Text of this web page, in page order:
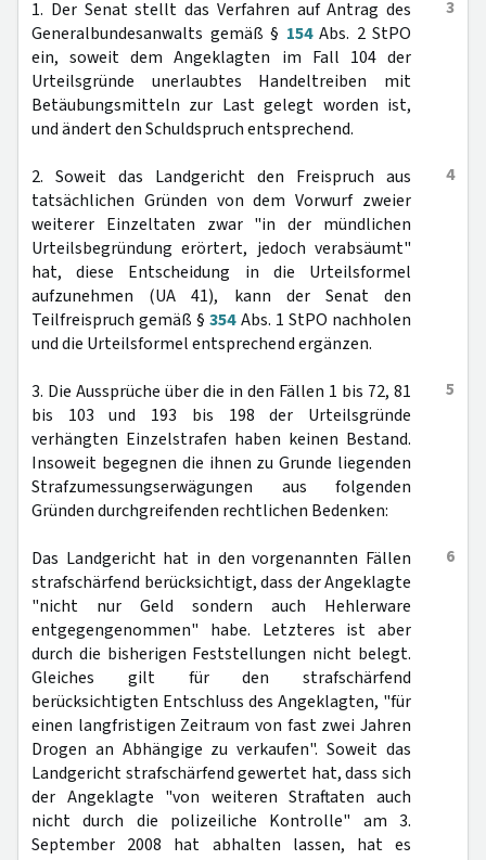
3
1. Der Senat stellt das Verfahren auf Antrag des
Generalbundesanwalts gemäß § 154Abs. 2 StPO
ein, soweit dem Angeklagten im Fall 104 der
Urteilsgründe unerlaubtes Handeltreiben mit
Betäubungsmitteln zur Last gelegt worden ist,
und ändert den Schuldspruch entsprechend.
4
2. Soweit das Landgericht den Freispruch aus
tatsächlichen Gründen von dem Vorwurf zweier
weiterer Einzeltaten zwar "in der mündlichen
Urteilsbegründung erörtert, jedoch verabsäumt"
hat, diese Entscheidung in die Urteilsformel
aufzunehmen (UA 41), kann der Senat den
Teilfreispruch gemäß §354Abs. 1 StPO nachholen
und die Urteilsformel entsprechend ergänzen.
5
3. Die Aussprüche über die in den Fällen 1 bis 72, 81
bis 103 und 193 bis 198 der Urteilsgründe
verhängten Einzelstrafen haben keinen Bestand.
Insoweit begegnen die ihnen zu Grunde liegenden
Strafzumessungserwägungen aus folgenden
Gründen durchgreifenden rechtlichen Bedenken:
6
Das Landgericht hat in den vorgenannten Fällen
strafschärfend berücksichtigt, dass der Angeklagte
"nicht nur Geld sondern auch Hehlerware
entgegengenommen" habe. Letzteres ist aber
durch die bisherigen Feststellungen nicht belegt.
Gleiches gilt für den strafschärfend
berücksichtigten Entschluss des Angeklagten, "für
einen langfristigen Zeitraum von fast zwei Jahren
Drogen an Abhängige zu verkaufen". Soweit das
Landgericht strafschärfend gewertet hat, dass sich
der Angeklagte "von weiteren Straftaten auch
nicht durch die polizeiliche Kontrolle" am 3.
September 2008 hat abhalten lassen, hat es